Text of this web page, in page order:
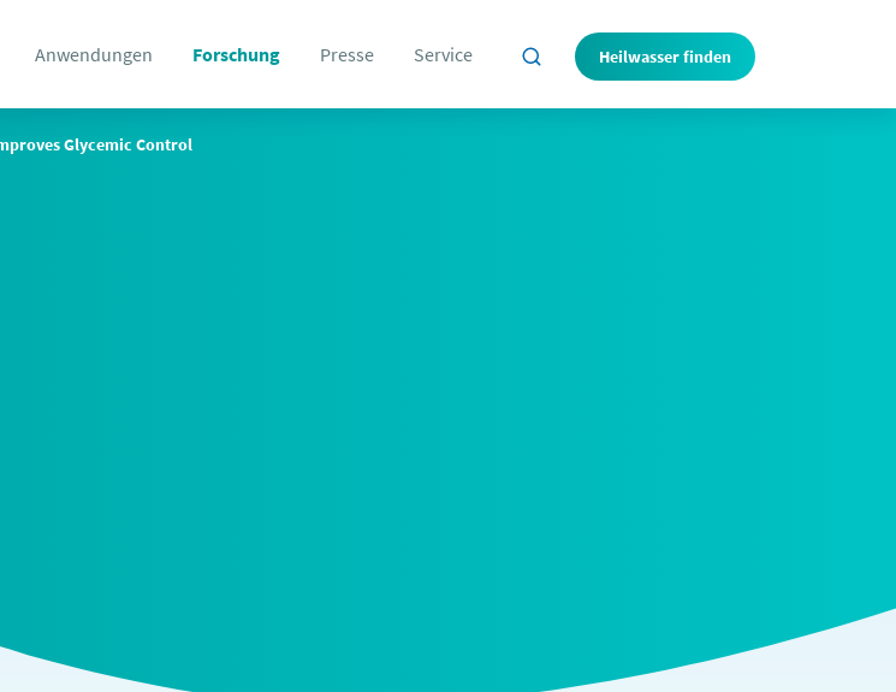
Anwendungen Forschung Presse Service Heilwasser finden
Glycemic Control